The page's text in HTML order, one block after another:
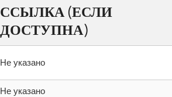
ССЫЛКА (ЕСЛИ
ДОСТУПНА)
Не указано
Не указано